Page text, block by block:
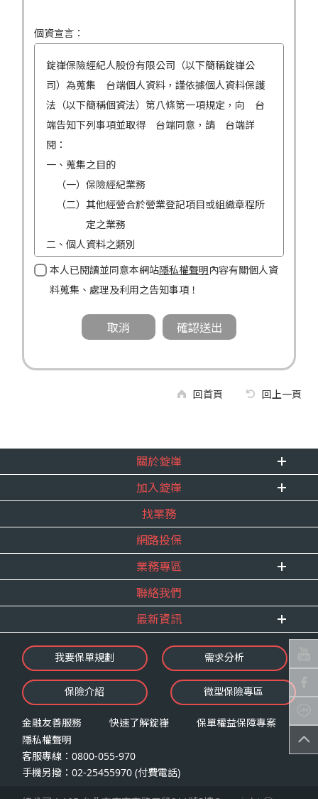
個資宣言：
錠嵂保險經紀人股份有限公司（以下簡稱錠嵂公
司）為蒐集 台端個人資料，謹依據個人資料保護
法（以下簡稱個資法）第八條第一項規定，向 台
端告知下列事項並取得 台端同意，請 台端詳
閱：
一、蒐集之目的
（一）保險經紀業務
（二）其他經營合於營業登記項目或組織章程所
定之業務
二、個人資料之類別
（一）姓名
（二）性別
三、個人資料利用之期間、地區、對象及方式
（一）期間：蒐集之目的存續期間及依法令規定
（四）方式：自動化機器或其他非自動化之方
四、當事人依個資法第三條規定得行使之權利及方
（一）當事人得行使之權利
台端就錠嵂公司向 台端所蒐集之個人資
料，得向錠嵂公司行使下列權利，除法令
另有規定或履行契約所必要外，錠嵂公司
查詢或請求閱覽。
請求製給複製本。
請求補充或更正。
請求停止蒐集、處理或利用。
請求刪除。
（二）當事人行使權利之方式
台端如欲行使上述權利時，得以書面方式
向錠嵂公司申請，申請書面送達地址：台
本人已閱讀並同意本網站隱私權聲明內容有關個人資
料蒐集、處理及利用之告知事項！
回首頁 回上一頁
關於錠嵂
企業資訊
重要事跡
得獎紀錄
服務宣言
合作夥伴
加入錠嵂
內勤招聘
精英招募
年度增員計畫
找業務
網路投保
業務專區
E 線資源網
聯絡我們
最新資訊
最新消息
錠嵂焦點
影音頻道
業務資源分享
我要保單規劃 需求分析
保險介紹 微型保險專區
金融友善服務 快速了解錠嵂
保單權益保障專案
隱私權聲明
客服專線：0800-055-970
手機另撥：02-25455970 (付費電話)